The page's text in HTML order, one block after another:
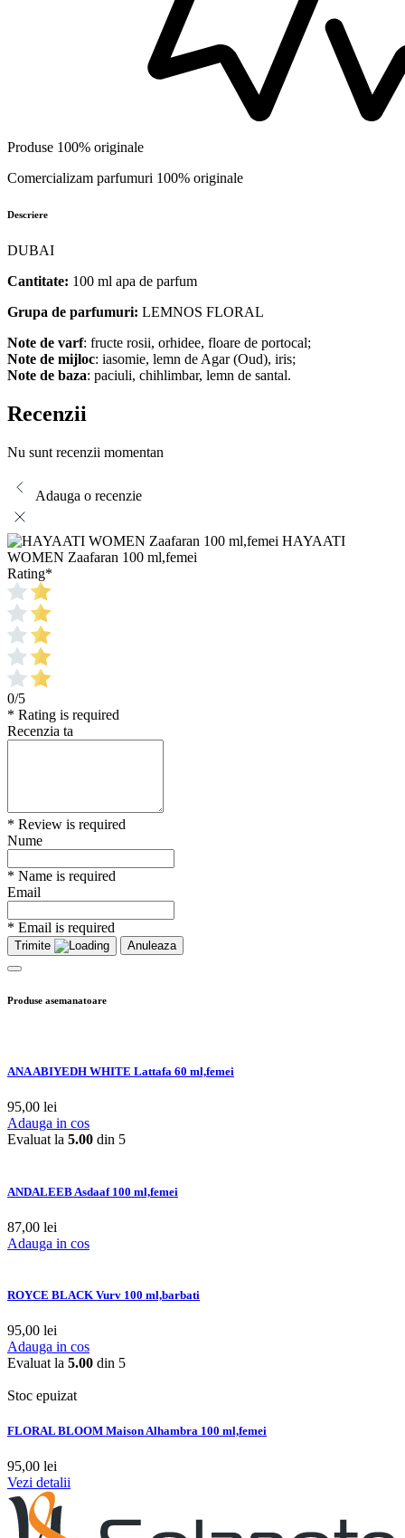
Produse 100% originale
Comercializam parfumuri 100% originale
Descriere
DUBAI
Cantitate: 100 ml apa de parfum
Grupa de parfumuri: LEMNOS FLORAL
Note de varf: fructe rosii, orhidee, floare de portocal;
Note de mijloc: iasomie, lemn de Agar (Oud), iris;
Note de baza: paciuli, chihlimbar, lemn de santal.
Recenzii
Nu sunt recenzii momentan
Adauga o recenzie
HAYAATI
WOMEN Zaafaran 100 ml,femei
Rating*
0/5
* Rating is required
Recenzia ta
* Review is required
Nume
* Name is required
Email
* Email is required
Trimite Anuleaza
Produse asemanatoare
ANA ABIYEDH WHITE Lattafa 60 ml,femei
95,00 lei
Adauga in cos
Evaluat la 5.00 din 5
ANDALEEB Asdaaf 100 ml,femei
87,00 lei
Adauga in cos
ROYCE BLACK Vurv 100 ml,barbati
95,00 lei
Adauga in cos
Evaluat la 5.00 din 5
Stoc epuizat
FLORAL BLOOM Maison Alhambra 100 ml,femei
95,00 lei
Vezi detalii